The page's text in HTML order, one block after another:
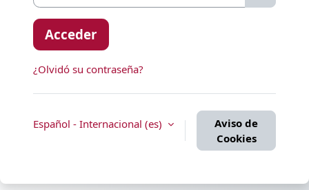
Acceder
¿Olvidó su contraseña?
Español - Internacional ‎(es)‎
Aviso de
Cookies